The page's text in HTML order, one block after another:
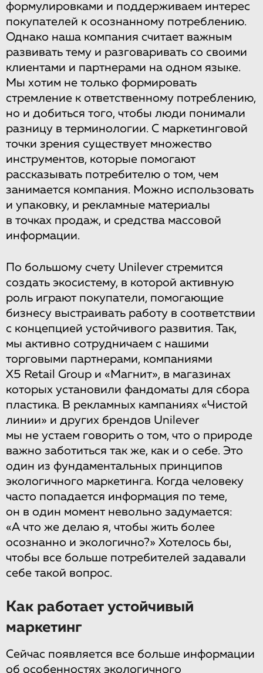
формулировками и поддерживаем интерес
покупателей к осознанному потреблению.
Однако наша компания считает важным
развивать тему и разговаривать со своими
клиентами и партнерами на одном языке.
Мы хотим не только формировать
стремление к ответственному потреблению,
но и добиться того, чтобы люди понимали
разницу в терминологии. С маркетинговой
точки зрения существует множество
инструментов, которые помогают
рассказывать потребителю о том, чем
занимается компания. Можно использовать
и упаковку, и рекламные материалы
в точках продаж, и средства массовой
информации.
По большому счету Unilever стремится
создать экосистему, в которой активную
роль играют покупатели, помогающие
бизнесу выстраивать работу в соответствии
с концепцией устойчивого развития. Так,
мы активно сотрудничаем с нашими
торговыми партнерами, компаниями
X5 Retail Group и «Магнит», в магазинах
которых установили фандоматы для сбора
пластика. В рекламных кампаниях «Чистой
линии» и других брендов Unilever
мы не устаем говорить о том, что о природе
важно заботиться так же, как и о себе. Это
один из фундаментальных принципов
экологичного маркетинга. Когда человеку
часто попадается информация по теме,
он в один момент невольно задумается:
«А что же делаю я, чтобы жить более
осознанно и экологично?» Хотелось бы,
чтобы все больше потребителей задавали
себе такой вопрос.
Как работает устойчивый
маркетинг
Сейчас появляется все больше информации
об особенностях экологичного